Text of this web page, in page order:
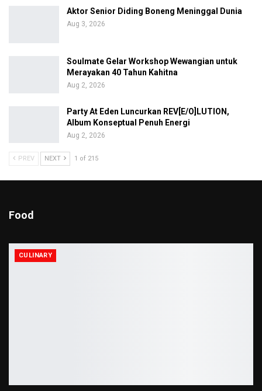
Aktor Senior Diding Boneng Meninggal Dunia
Aug 3, 2026
Soulmate Gelar Workshop Wewangian untuk
Merayakan 40 Tahun Kahitna
Aug 2, 2026
Party At Eden Luncurkan REV[E/O]LUTION,
Album Konseptual Penuh Energi
Aug 2, 2026
PREV NEXT 1 of 215
Food
CULINARY